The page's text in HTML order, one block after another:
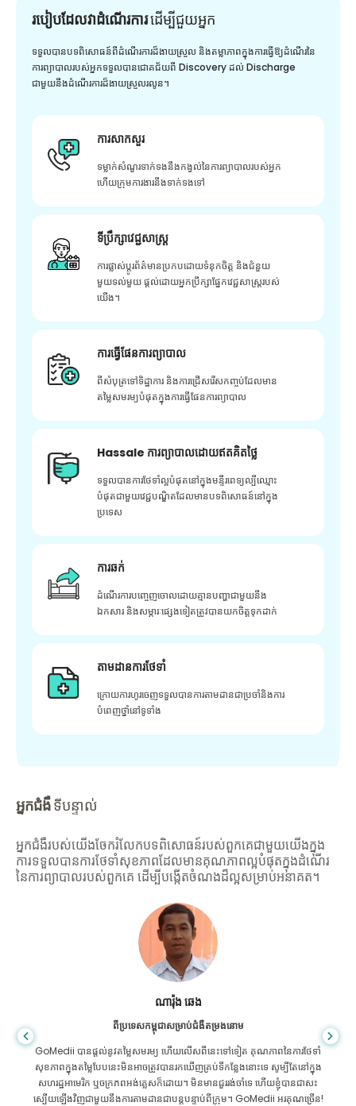
របៀបដែលវាដំណើរការដើម្បី​ជួយ​អ្នក
ទទួលបានបទពិសោធន៍ពីដំណើរការដ៏ងាយស្រួល និងតម្លាភាពក្នុងការធ្វើឱ្យដំណើរនៃ
ការព្យាបាលរបស់អ្នកទទួលបានជោគជ័យពី Discovery ដល់ Discharge
ជាមួយនឹងដំណើរការដ៏ងាយស្រួលរលូន។
ការសាកសួរ
ទម្លាក់សំណួរទាក់ទងនឹងកង្វល់នៃការព្យាបាលរបស់អ្នក
ហើយក្រុមការងារនឹងទាក់ទងទៅ
ទីប្រឹក្សាវេជ្ជសាស្ត្រ
ការផ្លាស់ប្តូរព័ត៌មានប្រកបដោយទំនុកចិត្ត និងជំនួយ
មួយទល់មួយ ផ្តល់ដោយអ្នកប្រឹក្សាផ្នែកវេជ្ជសាស្រ្តរបស់
យើង។
ការធ្វើផែនការព្យាបាល
ពីសំបុត្រទៅទិដ្ឋាការ និងការជ្រើសរើសកញ្ចប់ដែលមាន
តម្លៃសមរម្យបំផុតក្នុងការធ្វើផែនការព្យាបាល
Hassale ការព្យាបាលដោយឥតគិតថ្លៃ
ទទួលបានការថែទាំល្អបំផុតនៅក្នុងមន្ទីរពេទ្យល្បីឈ្មោះ
បំផុតជាមួយវេជ្ជបណ្ឌិតដែលមានបទពិសោធន៍នៅក្នុង
ប្រទេស
ការឆក់
ដំណើរការបញ្ចេញចោលដោយគ្មានបញ្ហាជាមួយនឹង
ឯកសារ និងសម្ភារៈផ្សេងទៀតត្រូវបានយកចិត្តទុកដាក់
តាមដានការថែទាំ
ក្រោយ​ការ​ហូរ​ចេញ​ទទួល​បាន​ការ​តាមដាន​ជា​ប្រចាំ​និង​ការ​
បំពេញ​ថ្នាំ​នៅ​ទូទាំង​
អ្នកជំងឺទីបន្ទាល់
អ្នកជំងឺរបស់យើងចែករំលែកបទពិសោធន៍របស់ពួកគេជាមួយយើងក្នុង
ការទទួលបានការថែទាំសុខភាពដែលមានគុណភាពល្អបំផុតក្នុងដំណើរ
នៃការព្យាបាលរបស់ពួកគេ ដើម្បីបង្កើតចំណងដ៏ល្អសម្រាប់អនាគត។
សានដាដាស
ពីបង់ក្លាដែសសម្រាប់ជំងឺក្រពះពោះវៀន
ខ្ញុំបានថ្លែងអំណរគុណដល់កូនប្រុសរបស់ខ្ញុំ និងក្រុមដ៏អស្ចារ្យរបស់ GoMedii ដែល
បានជួយខ្ញុំក្នុងការធ្វើដំណើររបស់ខ្ញុំពីបង់ក្លាដែសទៅកាន់ប្រទេសឥណ្ឌាដើម្បីទទួលការ
ព្យាបាល។ យើងបានធ្វើការជ្រើសរើសត្រឹមត្រូវក្នុងការជ្រើសរើស GoMedii ។ ពួកគេ
សូម្បីតែបន្ទាប់ពីការព្យាបាលរក្សាទំនាក់ទំនងដ៏ល្អជាមួយយើង